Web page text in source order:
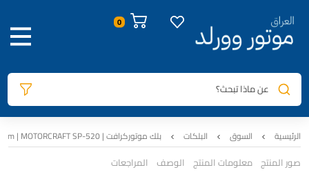
عن ماذا تبحث؟
الرئيسية السوق البلكات بلك موتوركرافت | CYFS-12F-5 | Iridium | MOTORCRAFT SP-520 | سيت اربع قطع
صور المنتج معلومات المنتج الوصف المراجعات